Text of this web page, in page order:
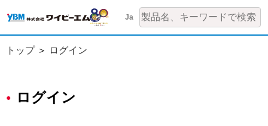
Ja
トップ ログイン
ログイン